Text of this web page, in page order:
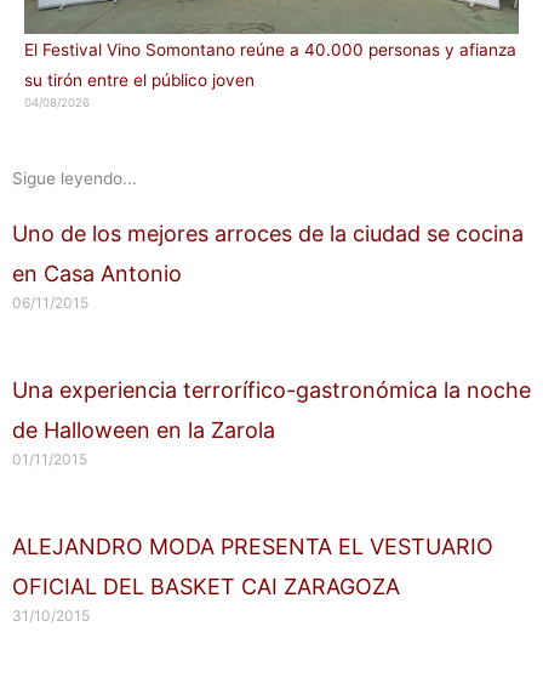
El Festival Vino Somontano reúne a 40.000 personas y afianza
su tirón entre el público joven
04/08/2026
Sigue leyendo...
Uno de los mejores arroces de la ciudad se cocina
en Casa Antonio
06/11/2015
Una experiencia terrorífico-gastronómica la noche
de Halloween en la Zarola
01/11/2015
ALEJANDRO MODA PRESENTA EL VESTUARIO
OFICIAL DEL BASKET CAI ZARAGOZA
31/10/2015